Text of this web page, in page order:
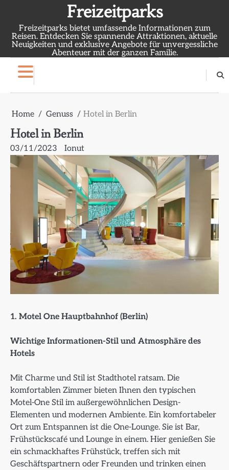
content
Freizeitparks
Freizeitparks bietet umfassende Informationen zum
Reisen. Entdecken Sie spannende Attraktionen, aktuelle
Neuigkeiten und exklusive Angebote für unvergessliche
Abenteuer mit der ganzen Familie.
Home Genuss Hotel in Berlin
Hotel in Berlin
03/11/2023 Ionut
1. Motel One Hauptbahnhof (Berlin)
Wichtige Informationen-Stil und Atmosphäre des
Hotels
Mit Charme und Stil ist Stadthotel ratsam. Die
komfortablen Zimmer bieten Ihnen den typischen
Motel-One Stil im außergewöhnlichen Design-
Elementen und modernen Ambiente. Ein komfortabeler
Ort zum Entspannen ist die One-Lounge. Sie ist Bar,
Frühstückscafé und Lounge in einem. Hier genießen Sie
ein schmackhaftes Frühstück, treffen sich mit
Geschäftspartnern oder Freunden und trinken einen